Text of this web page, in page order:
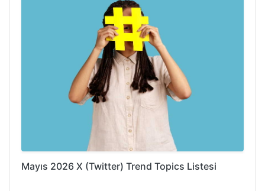
Mayıs 2026 X (Twitter) Trend Topics Listesi